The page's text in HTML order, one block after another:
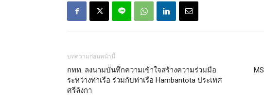
บทความก่อนหน้านี้
กทท. ลงนามบันทึกความเข้าใจสร้างความร่วมมือ
ระหว่างท่าเรือ ร่วมกับท่าเรือ Hambantota ประเทศ
ศรีลังกา